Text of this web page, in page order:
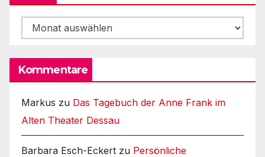
Archiv
Kommentare
Markus zu Das Tagebuch der Anne Frank im
Alten Theater Dessau
Barbara Esch-Eckert zu Persönliche